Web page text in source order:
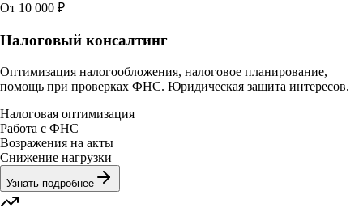
От 10 000 ₽
Налоговый консалтинг
Оптимизация налогообложения, налоговое планирование,
помощь при проверках ФНС. Юридическая защита интересов.
Налоговая оптимизация
Работа с ФНС
Возражения на акты
Снижение нагрузки
Узнать подробнее